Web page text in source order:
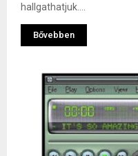
hallgathatjuk....
Bővebben